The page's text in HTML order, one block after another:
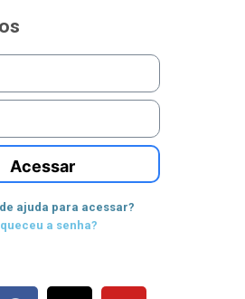
Acessar
ajuda para acessar?
a senha?